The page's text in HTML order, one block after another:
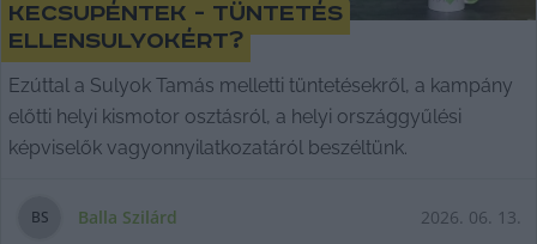
KecsUPéntek - Tüntetés
ellenSulyokért?
Ezúttal a Sulyok Tamás melletti tüntetésekről, a kampány
előtti helyi kismotor osztásról, a helyi országgyűlési
képviselők vagyonnyilatkozatáról beszéltünk.
BS Balla Szilárd 2026. 06. 13.